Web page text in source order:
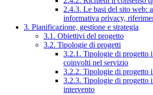
2.4.3. Le basi del sito web:
informativa privacy,
3. Pianificazione, gestione e strategia
3.1. Obiettivi del progetto
3.2. Tipologie di progetti
3.2.1. Tipologie di progetto
coinvolti nel servizio
3.2.2. Tipologie di progetto
3.2.3. Tipologie di progetto
intervento